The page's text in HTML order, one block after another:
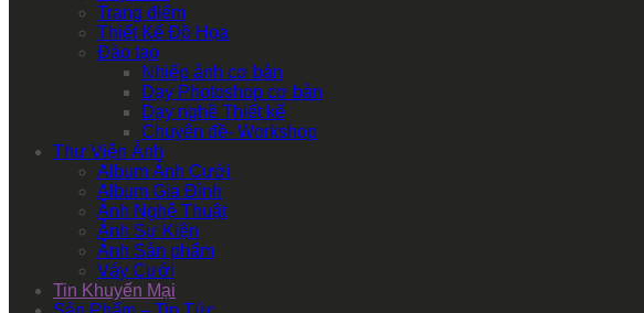
Trang điểm
Thiết Kế Đồ Họa
Đào tạo
Nhiếp ảnh cơ bản
Dạy Photoshop cơ bản
Dạy nghề Thiết kế
Chuyên đề- Workshop
Thư Viện Ảnh
Album Ảnh Cưới
Album Gia Đình
Ảnh Nghệ Thuật
Ảnh Sự Kiện
Ảnh Sản phẩm
Váy Cưới
Tin Khuyến Mại